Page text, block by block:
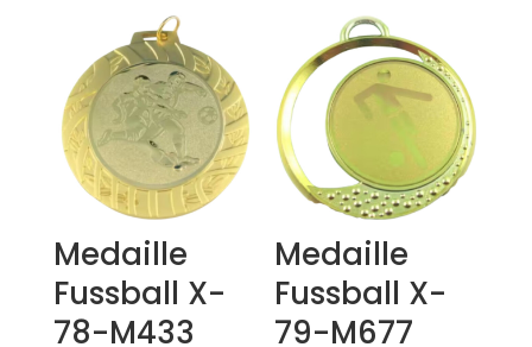
Medaille
Fussball X-
78-M433
Medaille
Fussball X-
79-M677